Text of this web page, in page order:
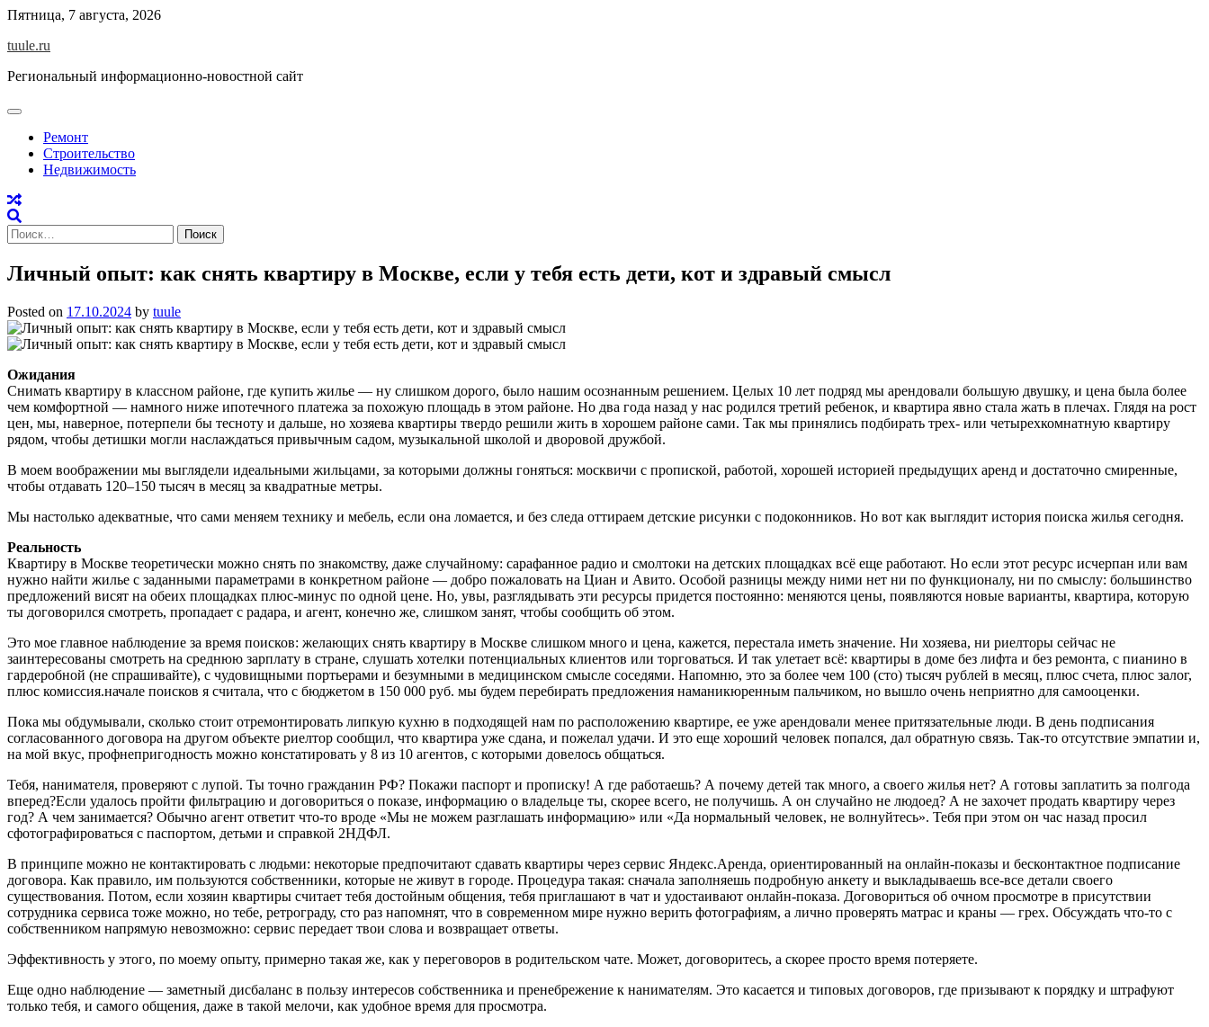
Skip
content
Пятница, 7 августа, 2026
tuule.ru
Региональный информационно-новостной сайт
Ремонт
Строительство
Недвижимость
Найти:
Личный опыт: как снять квартиру в Москве, если у тебя есть дети, кот и здравый смысл
Posted on 17.10.2024 by tuule
Ожидания
Снимать квартиру в классном районе, где купить жилье — ну слишком дорого, было нашим осознанным решением. Целых 10 лет подряд мы арендовали большую двушку, и цена была более
чем комфортной — намного ниже ипотечного платежа за похожую площадь в этом районе. Но два года назад у нас родился третий ребенок, и квартира явно стала жать в плечах. Глядя на рост
цен, мы, наверное, потерпели бы тесноту и дальше, но хозяева квартиры твердо решили жить в хорошем районе сами. Так мы принялись подбирать трех- или четырехкомнатную квартиру
рядом, чтобы детишки могли наслаждаться привычным садом, музыкальной школой и дворовой дружбой.
В моем воображении мы выглядели идеальными жильцами, за которыми должны гоняться: москвичи с пропиской, работой, хорошей историей предыдущих аренд и достаточно смиренные,
чтобы отдавать 120–150 тысяч в месяц за квадратные метры.
Мы настолько адекватные, что сами меняем технику и мебель, если она ломается, и без следа оттираем детские рисунки с подоконников. Но вот как выглядит история поиска жилья сегодня.
Реальность
Квартиру в Москве теоретически можно снять по знакомству, даже случайному: сарафанное радио и смолтоки на детских площадках всё еще работают. Но если этот ресурс исчерпан или вам
нужно найти жилье с заданными параметрами в конкретном районе — добро пожаловать на Циан и Авито. Особой разницы между ними нет ни по функционалу, ни по смыслу: большинство
предложений висят на обеих площадках плюс-минус по одной цене. Но, увы, разглядывать эти ресурсы придется постоянно: меняются цены, появляются новые варианты, квартира, которую
ты договорился смотреть, пропадает с радара, и агент, конечно же, слишком занят, чтобы сообщить об этом.
Это мое главное наблюдение за время поисков: желающих снять квартиру в Москве слишком много и цена, кажется, перестала иметь значение. Ни хозяева, ни риелторы сейчас не
заинтересованы смотреть на среднюю зарплату в стране, слушать хотелки потенциальных клиентов или торговаться. И так улетает всё: квартиры в доме без лифта и без ремонта, с пианино в
гардеробной (не спрашивайте), с чудовищными портьерами и безумными в медицинском смысле соседями. Напомню, это за более чем 100 (сто) тысяч рублей в месяц, плюс счета, плюс залог,
плюс комиссия.начале поисков я считала, что с бюджетом в 150 000 руб. мы будем перебирать предложения наманикюренным пальчиком, но вышло очень неприятно для самооценки.
Пока мы обдумывали, сколько стоит отремонтировать липкую кухню в подходящей нам по расположению квартире, ее уже арендовали менее притязательные люди. В день подписания
согласованного договора на другом объекте риелтор сообщил, что квартира уже сдана, и пожелал удачи. И это еще хороший человек попался, дал обратную связь. Так-то отсутствие эмпатии и,
на мой вкус, профнепригодность можно констатировать у 8 из 10 агентов, с которыми довелось общаться.
Тебя, нанимателя, проверяют с лупой. Ты точно гражданин РФ? Покажи паспорт и прописку! А где работаешь? А почему детей так много, а своего жилья нет? А готовы заплатить за полгода
вперед?Если удалось пройти фильтрацию и договориться о показе, информацию о владельце ты, скорее всего, не получишь. А он случайно не людоед? А не захочет продать квартиру через
год? А чем занимается? Обычно агент ответит что-то вроде «Мы не можем разглашать информацию» или «Да нормальный человек, не волнуйтесь». Тебя при этом он час назад просил
сфотографироваться с паспортом, детьми и справкой 2НДФЛ.
В принципе можно не контактировать с людьми: некоторые предпочитают сдавать квартиры через сервис Яндекс.Аренда, ориентированный на онлайн-показы и бесконтактное подписание
договора. Как правило, им пользуются собственники, которые не живут в городе. Процедура такая: сначала заполняешь подробную анкету и выкладываешь все-все детали своего
существования. Потом, если хозяин квартиры считает тебя достойным общения, тебя приглашают в чат и удостаивают онлайн-показа. Договориться об очном просмотре в присутствии
сотрудника сервиса тоже можно, но тебе, ретрограду, сто раз напомнят, что в современном мире нужно верить фотографиям, а лично проверять матрас и краны — грех. Обсуждать что-то с
собственником напрямую невозможно: сервис передает твои слова и возвращает ответы.
Эффективность у этого, по моему опыту, примерно такая же, как у переговоров в родительском чате. Может, договоритесь, а скорее просто время потеряете.
Еще одно наблюдение — заметный дисбаланс в пользу интересов собственника и пренебрежение к нанимателям. Это касается и типовых договоров, где призывают к порядку и штрафуют
только тебя, и самого общения, даже в такой мелочи, как удобное время для просмотра.